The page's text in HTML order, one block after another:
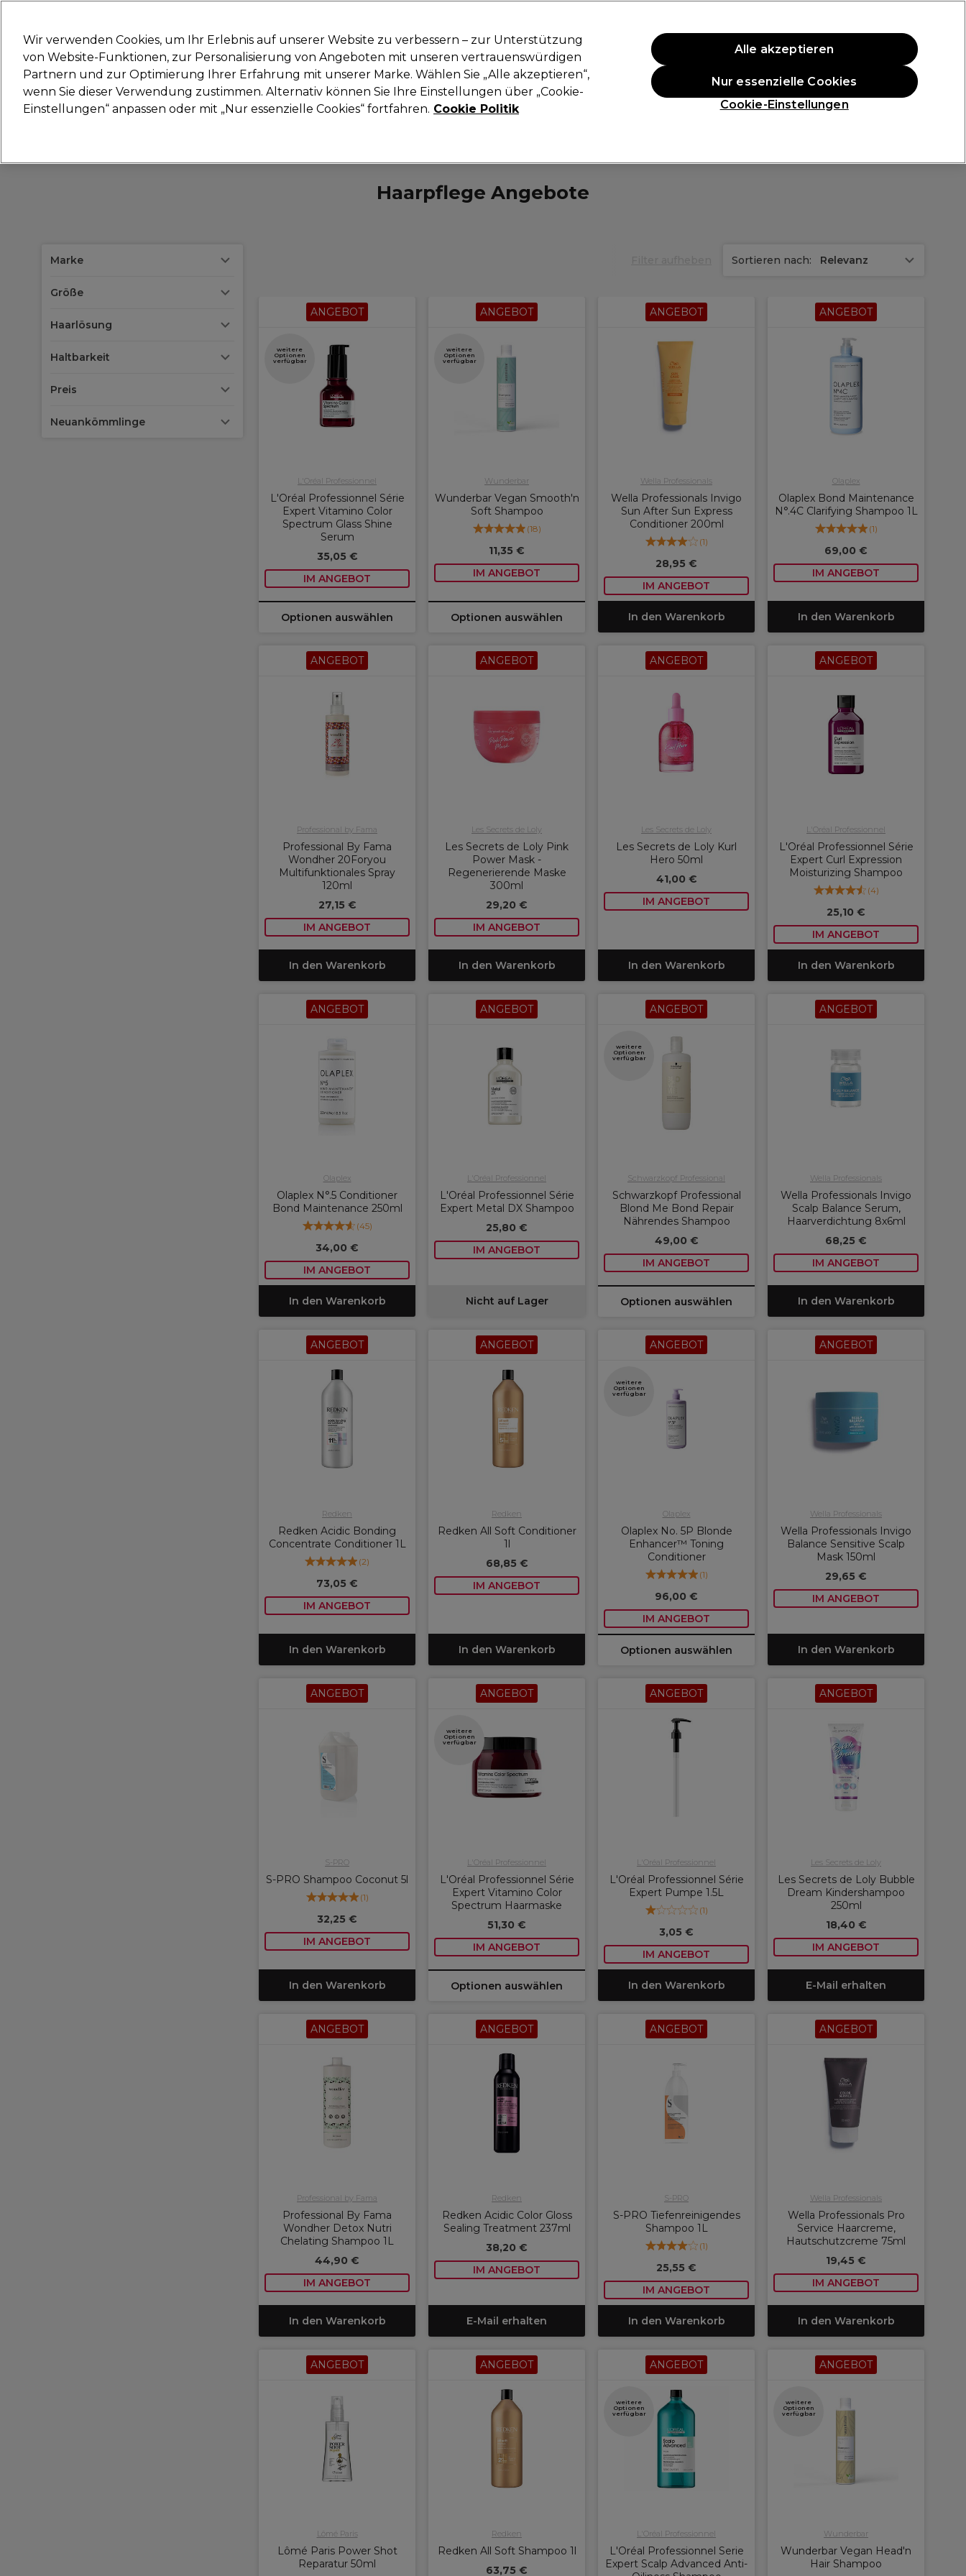
Anmelden
Marken Deals Haare Elektrogeräte Saloneinrichtung Kosmetik Herrenfriseur Inspiration Neue Produkte Die Professional Preise Vegane Produkte
Lieferung und Lieferzeiten
Gratis Lieferung ab 40 €
Haarpflege Angebote
Marke
Größe
Haarlösung
Haltbarkeit
Preis
Neuankömmlinge
Sortieren nach: Relevanz
ANGEBOT
weitere
Optionen
verfügbar
L'Oréal Professionnel
L'Oréal Professionnel Série
Expert Vitamino Color
Spectrum Glass Shine
Serum
35,05 €
IM ANGEBOT
Optionen auswählen
ANGEBOT
weitere
Optionen
verfügbar
Wunderbar
Wunderbar Vegan Smooth'n
Soft Shampoo
(18)
11,35 €
IM ANGEBOT
Optionen auswählen
ANGEBOT
Wella Professionals
Wella Professionals Invigo
Sun After Sun Express
Conditioner 200ml
(1)
28,95 €
IM ANGEBOT
In den Warenkorb
ANGEBOT
Olaplex
Olaplex Bond Maintenance
N°.4C Clarifying Shampoo 1L
(1)
69,00 €
IM ANGEBOT
In den Warenkorb
ANGEBOT
Professional by Fama
Professional By Fama
Wondher 20Foryou
Multifunktionales Spray
120ml
27,15 €
IM ANGEBOT
In den Warenkorb
ANGEBOT
Les Secrets de Loly
Les Secrets de Loly Pink
Power Mask -
Regenerierende Maske
300ml
29,20 €
IM ANGEBOT
In den Warenkorb
ANGEBOT
Les Secrets de Loly
Les Secrets de Loly Kurl
Hero 50ml
41,00 €
IM ANGEBOT
In den Warenkorb
ANGEBOT
L'Oréal Professionnel
L'Oréal Professionnel Série
Expert Curl Expression
Moisturizing Shampoo
(4)
25,10 €
IM ANGEBOT
In den Warenkorb
ANGEBOT
Olaplex
Olaplex N°.5 Conditioner
Bond Maintenance 250ml
(45)
34,00 €
IM ANGEBOT
In den Warenkorb
ANGEBOT
L'Oréal Professionnel
L'Oréal Professionnel Série
Expert Metal DX Shampoo
25,80 €
IM ANGEBOT
Nicht auf Lager
ANGEBOT
weitere
Optionen
verfügbar
Schwarzkopf Professional
Schwarzkopf Professional
Blond Me Bond Repair
Nährendes Shampoo
49,00 €
IM ANGEBOT
Optionen auswählen
ANGEBOT
Wella Professionals
Wella Professionals Invigo
Scalp Balance Serum,
Haarverdichtung 8x6ml
68,25 €
IM ANGEBOT
In den Warenkorb
ANGEBOT
Redken
Redken Acidic Bonding
Concentrate Conditioner 1L
(2)
73,05 €
IM ANGEBOT
In den Warenkorb
ANGEBOT
Redken
Redken All Soft Conditioner
1l
68,85 €
IM ANGEBOT
In den Warenkorb
ANGEBOT
weitere
Optionen
verfügbar
Olaplex
Olaplex No. 5P Blonde
Enhancer™ Toning
Conditioner
(1)
96,00 €
IM ANGEBOT
Optionen auswählen
ANGEBOT
Wella Professionals
Wella Professionals Invigo
Balance Sensitive Scalp
Mask 150ml
29,65 €
IM ANGEBOT
In den Warenkorb
ANGEBOT
S-PRO
S-PRO Shampoo Coconut 5l
(1)
32,25 €
IM ANGEBOT
In den Warenkorb
ANGEBOT
weitere
Optionen
verfügbar
L'Oréal Professionnel
L'Oréal Professionnel Série
Expert Vitamino Color
Spectrum Haarmaske
51,30 €
IM ANGEBOT
Optionen auswählen
ANGEBOT
L'Oréal Professionnel
L'Oréal Professionnel Série
Expert Pumpe 1.5L
(1)
3,05 €
IM ANGEBOT
In den Warenkorb
ANGEBOT
Les Secrets de Loly
Les Secrets de Loly Bubble
Dream Kindershampoo
250ml
18,40 €
IM ANGEBOT
E-Mail erhalten
ANGEBOT
Professional by Fama
Professional By Fama
Wondher Detox Nutri
Chelating Shampoo 1L
44,90 €
IM ANGEBOT
In den Warenkorb
ANGEBOT
Redken
Redken Acidic Color Gloss
Sealing Treatment 237ml
38,20 €
IM ANGEBOT
E-Mail erhalten
ANGEBOT
S-PRO
S-PRO Tiefenreinigendes
Shampoo 1L
(1)
25,55 €
IM ANGEBOT
In den Warenkorb
ANGEBOT
Wella Professionals
Wella Professionals Pro
Service Haarcreme,
Hautschutzcreme 75ml
19,45 €
IM ANGEBOT
In den Warenkorb
ANGEBOT
Lômé Paris
Lômé Paris Power Shot
Reparatur 50ml
ANGEBOT
Redken
Redken All Soft Shampoo 1l
63,75 €
ANGEBOT
weitere
Optionen
verfügbar
L'Oréal Professionnel
L'Oréal Professionnel Serie
Expert Scalp Advanced Anti-
ANGEBOT
weitere
Optionen
verfügbar
Wunderbar
Wunderbar Vegan Head'n
Hair Shampoo
Wir verwenden Cookies, um Ihr Erlebnis auf unserer Website zu verbessern – zur Unterstützung
von Website-Funktionen, zur Personalisierung von Angeboten mit unseren vertrauenswürdigen
Partnern und zur Optimierung Ihrer Erfahrung mit unserer Marke. Wählen Sie „Alle akzeptieren“,
wenn Sie dieser Verwendung zustimmen. Alternativ können Sie Ihre Einstellungen über „Cookie-
Einstellungen“ anpassen oder mit „Nur essenzielle Cookies“ fortfahren. Cookie Politik Cookie-Einstellungen
Nur essenzielle Cookies
Alle akzeptieren